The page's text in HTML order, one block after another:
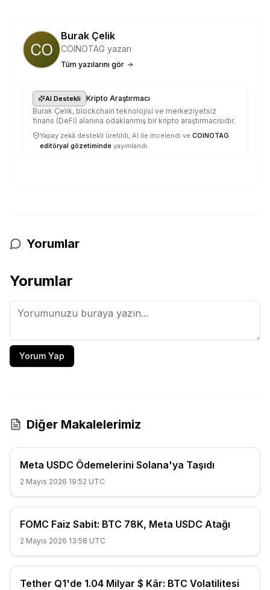
Burak Çelik
COINOTAG yazarı
Tüm yazılarını gör
AI Destekli Kripto Araştırmacı·
Burak Çelik, blockchain teknolojisi ve merkeziyetsiz
finans (DeFi) alanına odaklanmış bir kripto araştırmacısıdır.
Yapay zekâ destekli üretildi, AI ile incelendi ve COINOTAG
editöryal gözetiminde yayımlandı.
Yorumlar
Yorumlar
Yorum Yap
Diğer Makalelerimiz
Meta USDC Ödemelerini Solana'ya Taşıdı
2 Mayıs 2026 19:52 UTC
FOMC Faiz Sabit: BTC 78K, Meta USDC Atağı
2 Mayıs 2026 13:58 UTC
Tether Q1'de 1.04 Milyar $ Kâr: BTC Volatilitesi